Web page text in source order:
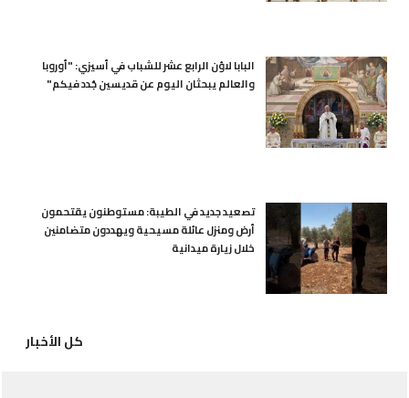
البابا لاوُن الرابع عشر للشباب في أسيزي: "أوروبا
والعالم يبحثان اليوم عن قديسين جُدد فيكم"
تصعيد جديد في الطيبة: مستوطنون يقتحمون
أرض ومنزل عائلة مسيحية ويهددون متضامنين
خلال زيارة ميدانية
كل الأخبار